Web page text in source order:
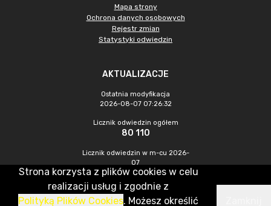
Mapa strony
Ochrona danych osobowych
Rejestr zmian
Statystyki odwiedzin
AKTUALIZACJE
Ostatnia modyfikacja
2026-08-07 07:26:32
Licznik odwiedzin ogółem
80 110
Licznik odwiedzin w m-cu 2026-
07
228
CMS & Hosting: Nefeni Sp. z o.o.
Strona korzysta z plików cookies w celu
realizacji usług i zgodnie z
Polityką Plików Cookies. Możesz określić